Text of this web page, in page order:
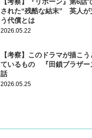
された“残酷な結末” 英人が
う代償とは
2026.05.22
【考察】このドラマが描こう
ているもの 『田鎖ブラザー
話
2026.05.25